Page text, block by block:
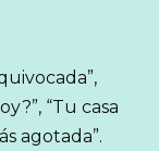
“Tu casa
agotada”.